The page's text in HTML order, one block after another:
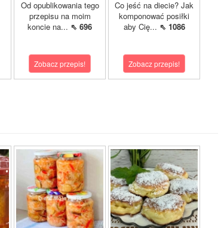
Od opublikowania tego
przepisu na moim
koncie na... ⇖ 696
Zobacz przepis!
Co jeść na diecie? Jak
komponować posiłki
aby Cię... ⇖ 1086
Zobacz przepis!